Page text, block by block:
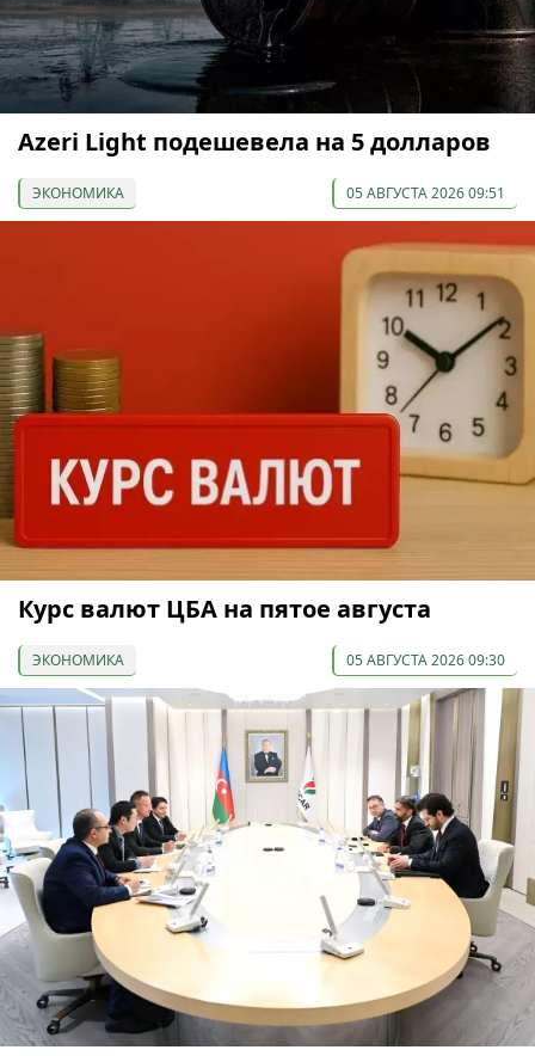
Azeri Light подешевела на 5 долларов
ЭКОНОМИКА 05 АВГУСТА 2026 09:51
Курс валют ЦБА на пятое августа
ЭКОНОМИКА 05 АВГУСТА 2026 09:30